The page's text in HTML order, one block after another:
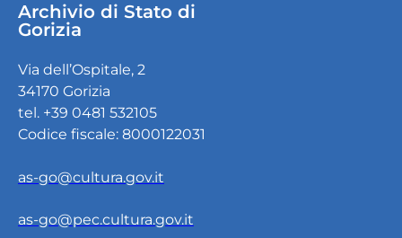
Archivio di Stato di
Gorizia
Via dell’Ospitale, 2
34170 Gorizia
tel. +39 0481 532105
Codice fiscale: 8000122031
as-go@cultura.gov.it
as-go@pec.cultura.gov.it